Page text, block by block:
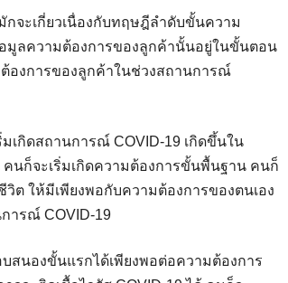
จะเกี่ยวเนื่องกับทฤษฎีลำดับขั้นความ
มูลความต้องการของลูกค้านั้นอยู่ในขั้นตอน
องการของลูกค้าในช่วงสถานการณ์
มเกิดสถานการณ์ COVID-19 เกิดขึ้นใน
นก็จะเริ่มเกิดความต้องการขั้นพื้นฐาน คนก็
ต ให้มีเพียงพอกับความต้องการของตนเอง
ารณ์ COVID-19
บสนองขั้นแรกได้เพียงพอต่อความต้องการ